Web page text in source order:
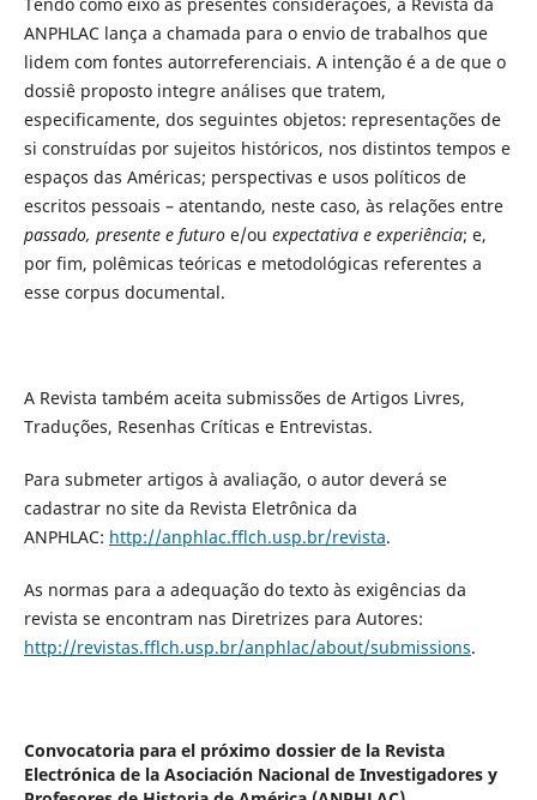
ANPHLAC lança a chamada para o envio de trabalhos que
lidem com fontes autorreferenciais. A intenção é a de que o
dossiê proposto integre análises que tratem,
especificamente, dos seguintes objetos: representações de
si construídas por sujeitos históricos, nos distintos tempos e
espaços das Américas; perspectivas e usos políticos de
escritos pessoais – atentando, neste caso, às relações entre
passado, presente e futuroe/ou expectativa e experiência; e,
por fim, polêmicas teóricas e metodológicas referentes a
esse corpus documental.
A Revista também aceita submissões de Artigos Livres,
Traduções, Resenhas Críticas e Entrevistas.
Para submeter artigos à avaliação, o autor deverá se
cadastrar no site da Revista Eletrônica da
ANPHLAC: http://anphlac.fflch.usp.br/revista.
As normas para a adequação do texto às exigências da
revista se encontram nas Diretrizes para Autores:
http://revistas.fflch.usp.br/anphlac/about/submissions.
Convocatoria para el próximo dossier de la Revista
Electrónica de la Asociación Nacional de Investigadores y